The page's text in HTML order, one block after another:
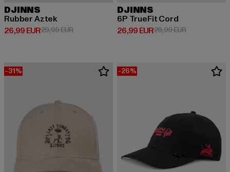
DJINNS
Rubber Aztek
26,99 EUR
Derzeitiger Preis: 26,99 EUR
29,99 EURAktionspreis: 29,99 EUR
DJINNS
6P TrueFit Cord
26,99 EUR
Derzeitiger Preis: 26,99 EUR
29,99 EURAktionspreis:
-31% -26%